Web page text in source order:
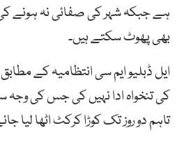
ہے جبکہ شہر کی صفائی نہ ہونے
بھی پھوٹ سکتے ہیں۔
ایل ڈبلیو ایم سی انتظامیہ کے
کی تنخواہ ادا نہیں کی جس کی وجہ
تاہم دو روز تک کوڑا کرکٹ اٹھا لیا